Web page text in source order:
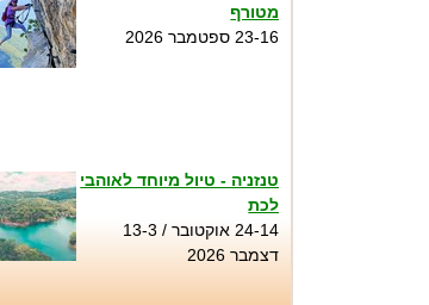
מטורף
23-16 ספטמבר 2026
טנזניה - טיול מיוחד לאוהבי
לכת
24-14 אוקטובר / 13-3
דצמבר 2026